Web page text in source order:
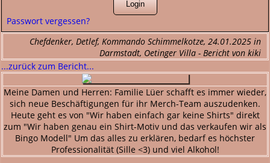
Passwort vergessen?
Chefdenker, Detlef, Kommando Schimmelkotze, 24.01.2025 in
Darmstadt, Oetinger Villa - Bericht von kiki
...zurück zum Bericht...
Meine Damen und Herren: Familie Lüer schafft es immer wieder,
sich neue Beschäftigungen für ihr Merch-Team auszudenken.
Heute geht es von "Wir haben einfach gar keine Shirts" direkt
zum "Wir haben genau ein Shirt-Motiv und das verkaufen wir als
Bingo Modell" Um das alles zu erklären, bedarf es höchster
Professionalität (Sille <3) und viel Alkohol!